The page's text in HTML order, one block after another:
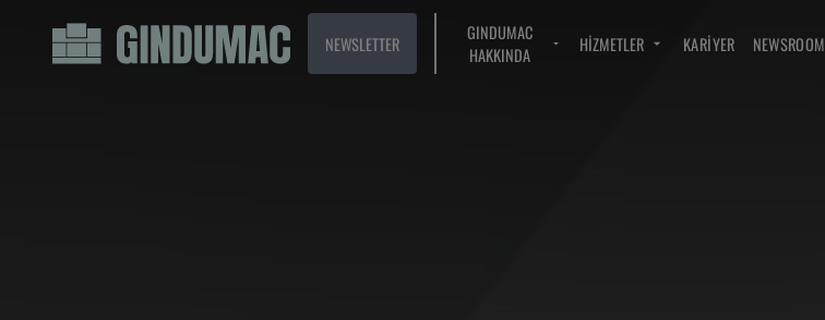
NEWSLETTER
GINDUMAC
HAKKINDA
HIZMETLER KARIYER NEWSROOM